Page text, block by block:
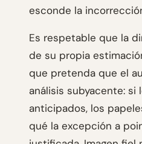
esconde la
Es respetable que la
de su propia
que pretenda que el
análisis subyacente: si
anticipados, los
qué la excepción a